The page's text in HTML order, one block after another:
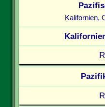
Kalifornien,